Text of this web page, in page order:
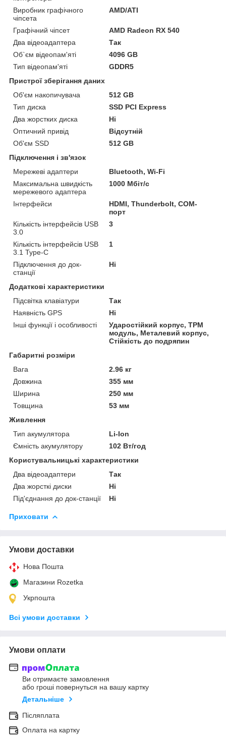
Виробник графічного
чіпсета
AMD/ATI
Графічний чіпсет
AMD Radeon RX 540
Два відеоадаптера
Так
Об`єм відеопам'яті
4096 GB
Тип відеопам'яті
GDDR5
Пристрої зберігання даних
Об'єм накопичувача
512 GB
Тип диска
SSD PCI Express
Два жорстких диска
Ні
Оптичний привід
Відсутній
Об'єм SSD
512 GB
Підключення і зв'язок
Мережеві адаптери
Bluetooth, Wi-Fi
Максимальна швидкість
мережевого адаптера
1000 Мбіт/с
Інтерфейси
HDMI, Thunderbolt, COM-
порт
Кількість інтерфейсів USB
3.0
3
Кількість інтерфейсів USB
3.1 Type-C
1
Підключення до док-
станції
Ні
Додаткові характеристики
Підсвітка клавіатури
Так
Наявність GPS
Ні
Інші функції і особливості
Ударостійкий корпус, TPM
модуль, Металевий корпус,
Стійкість до подряпин
Габаритні розміри
Вага
2.96 кг
Довжина
355 мм
Ширина
250 мм
Товщина
53 мм
Живлення
Тип акумулятора
Li-Ion
Ємність акумулятору
102 Вт/год
Користувальницькі характеристики
Два відеоадаптери
Так
Два жорсткі диски
Ні
Під'єднання до док-станції
Ні
Приховати
Умови доставки
Нова Пошта
Магазини Rozetka
Укрпошта
Всі умови доставки
Умови оплати
Ви отримаєте замовлення
або гроші повернуться на вашу картку
Детальніше
Післяплата
Оплата на картку